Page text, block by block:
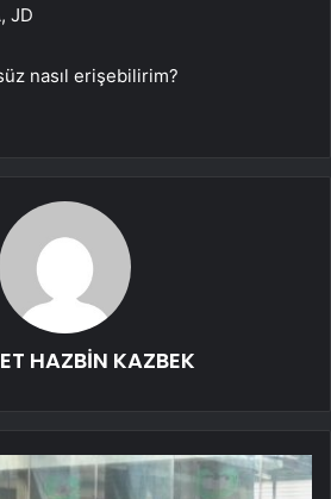
JD
nasıl erişebilirim?
HAZBİN KAZBEK